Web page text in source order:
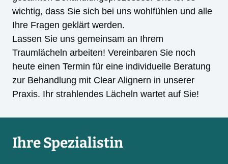
wichtig, dass Sie sich bei uns wohlfühlen und alle
Ihre Fragen geklärt werden.
Lassen Sie uns gemeinsam an Ihrem
Traumlächeln arbeiten! Vereinbaren Sie noch
heute einen Termin für eine individuelle Beratung
zur Behandlung mit Clear Alignern in unserer
Praxis. Ihr strahlendes Lächeln wartet auf Sie!
Ihre Spezialistin